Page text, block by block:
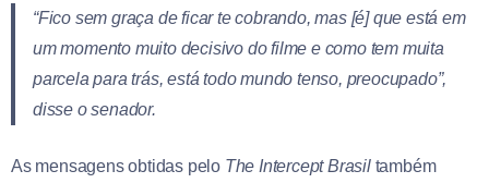
“Fico sem graça de ficar te cobrando, mas [é] que está em
um momento muito decisivo do filme e como tem muita
parcela para trás, está todo mundo tenso, preocupado”,
disse o senador.
As mensagens obtidas pelo The Intercept Brasiltambém